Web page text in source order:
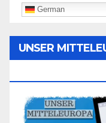
German
UNSER